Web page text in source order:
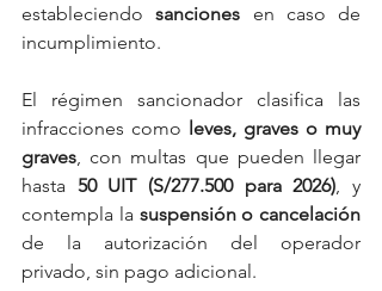
estableciendo sanciones en caso de
incumplimiento.
El régimen sancionador clasifica las
infracciones como leves, graves o muy
graves, con multas que pueden llegar
hasta 50 UIT (S/277.500 para 2026), y
contempla la suspensión o cancelación
de la autorización del operador
privado, sin pago adicional.